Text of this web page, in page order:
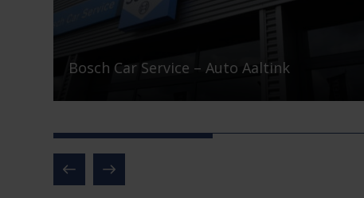
Betaalbaar autoverhuur in Nijverdal!